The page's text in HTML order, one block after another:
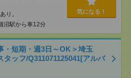
り。
沼駅から車12分
気になる！
・短期・週3日～OK＞埼玉
タッフ/Q311071125041[アルバ